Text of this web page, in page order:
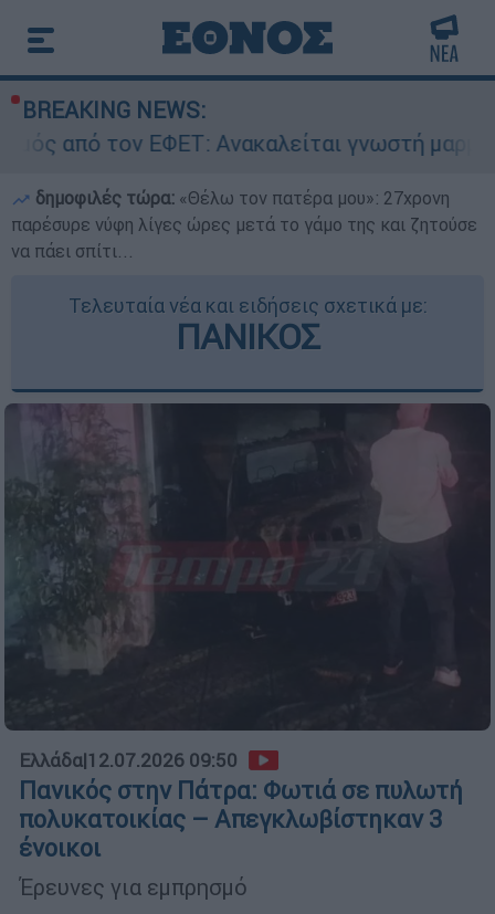
BREAKING NEWS:
Ανακαλείται γνωστή μαρμελάδα -
δημοφιλές τώρα: «Θέλω τον πατέρα μου»: 27χρονη
παρέσυρε νύφη λίγες ώρες μετά το γάμο της και ζητούσε
να πάει σπίτι...
Τελευταία νέα και ειδήσεις σχετικά με:
ΠΑΝΙΚΟΣ
Ελλάδα|12.07.2026 09:50
Πανικός στην Πάτρα: Φωτιά σε πυλωτή
πολυκατοικίας – Απεγκλωβίστηκαν 3
ένοικοι
Έρευνες για εμπρησμό